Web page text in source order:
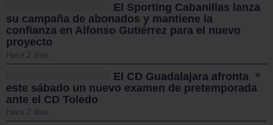
El Sporting Cabanillas lanza
su campaña de abonados y mantiene la
confianza en Alfonso Gutiérrez para el nuevo
proyecto
Hace 2 días
El CD Guadalajara afronta
este sábado un nuevo examen de pretemporada
ante el CD Toledo
Hace 2 días